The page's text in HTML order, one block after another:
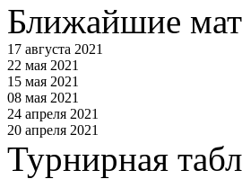
Ближайшие
17 августа 2021
22 мая 2021
15 мая 2021
08 мая 2021
24 апреля 2021
20 апреля 2021
Турнирная